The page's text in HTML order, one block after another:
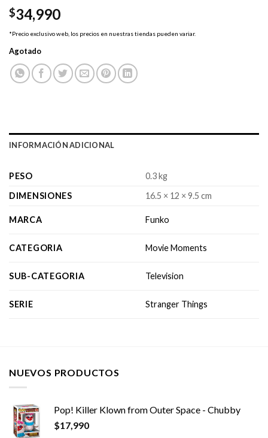
$34,990
*Precio exclusivo web, los precios en nuestras tiendas pueden variar.
Agotado
INFORMACIÓN ADICIONAL
PESO
0.3 kg
DIMENSIONES
16.5 × 12 × 9.5 cm
MARCA Funko
CATEGORIA Movie Moments
SUB-CATEGORIA Television
SERIE Stranger Things
NUEVOS PRODUCTOS
Pop! Killer Klown from Outer Space - Chubby
$17,990